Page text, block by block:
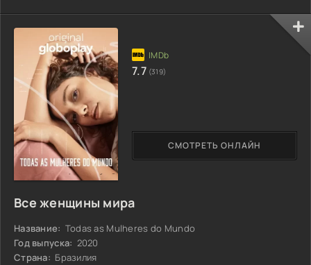
Все женщины мира
Название: Todas as Mulheres do Mundo
Год выпуска: 2020
Страна: Бразилия
СМОТРЕТЬ ОНЛАЙН
7.7 (319)